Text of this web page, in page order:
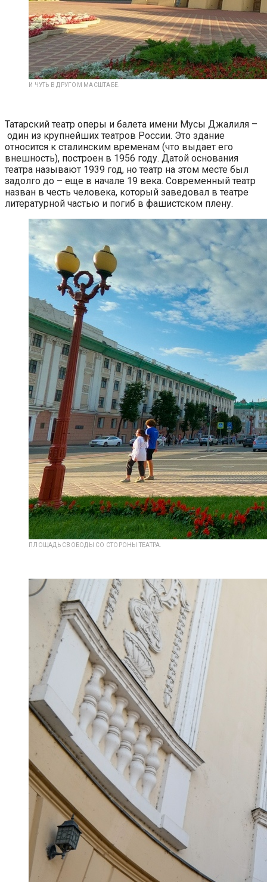
И ЧУТЬ В ДРУГОМ МАСШТАБЕ.
Татарский театр оперы и балета имени Мусы Джалиля –
один из крупнейших театров России. Это здание
относится к сталинским временам (что выдает его
внешность), построен в 1956 году. Датой основания
театра называют 1939 год, но театр на этом месте был
задолго до – еще в начале 19 века. Современный театр
назван в честь человека, который заведовал в театре
литературной частью и погиб в фашистском плену.
ПЛОЩАДЬ СВОБОДЫ СО СТОРОНЫ ТЕАТРА.